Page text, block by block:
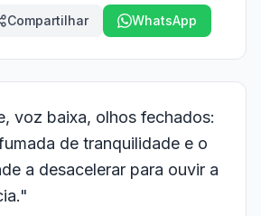
Compartilhar WhatsApp
voz baixa, olhos fechados:
de tranquilidade e o
a desacelerar para ouvir a